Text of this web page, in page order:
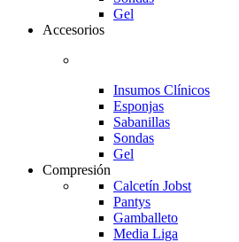
Gel
Accesorios
Insumos Clínicos
Esponjas
Sabanillas
Sondas
Gel
Compresión
Calcetín Jobst
Pantys
Gamballeto
Media Liga